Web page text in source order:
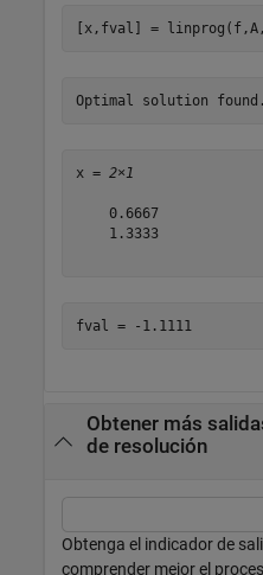
[x,fval] =
x = 2×1
    0.6667
    1.3333
Obtener más
de resolución
Obtenga el indicador de
comprender mejor el